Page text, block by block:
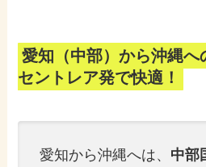
愛知（中部）から沖縄へ
セントレア発で快適！
愛知から沖縄へは、 中部